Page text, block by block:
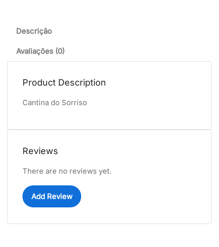
Descrição
Avaliações (0)
Product Description
Cantina do Sorriso
Reviews
There are no reviews yet.
Add Review